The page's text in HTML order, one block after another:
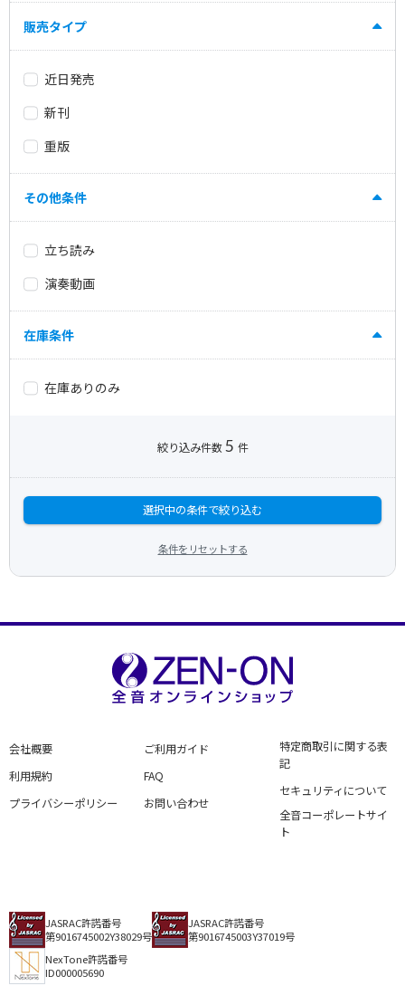
販売タイプ
近日発売
新刊
重版
その他条件
立ち読み
演奏動画
在庫条件
在庫ありのみ
絞り込み件数5 件
選択中の条件で絞り込む
条件をリセットする
会社概要
利用規約
プライバシーポリシー
ご利用ガイド
FAQ
お問い合わせ
特定商取引に関する表
記
セキュリティについて
全音コーポレートサイ
ト
JASRAC許諾番号
第9016745002Y38029号
JASRAC許諾番号
第9016745003Y37019号
NexTone許諾番号
ID000005690